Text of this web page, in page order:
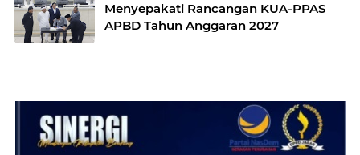
Menyepakati Rancangan KUA-PPAS
APBD Tahun Anggaran 2027